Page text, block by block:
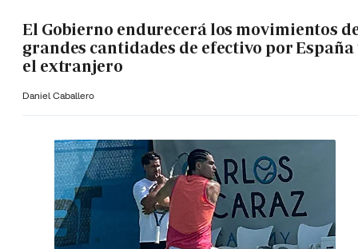
El Gobierno endurecerá los movimientos
grandes cantidades de efectivo por España
el extranjero
Daniel Caballero